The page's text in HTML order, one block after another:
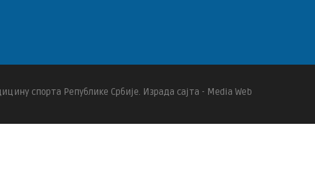
спорта Републике Србије. Израда сајта - Media Web